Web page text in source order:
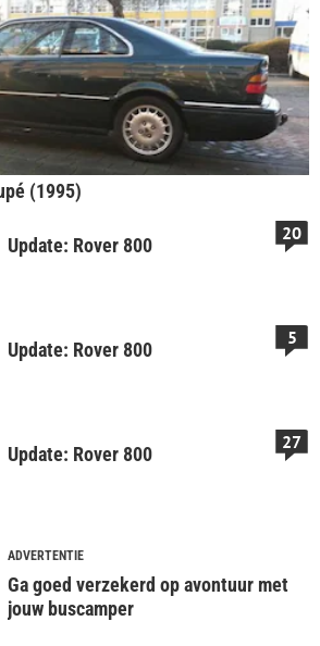
(1995)
Update: Rover 800
20
Update: Rover 800
5
Update: Rover 800
27
ADVERTENTIE
Ga goed verzekerd op avontuur met
jouw buscamper